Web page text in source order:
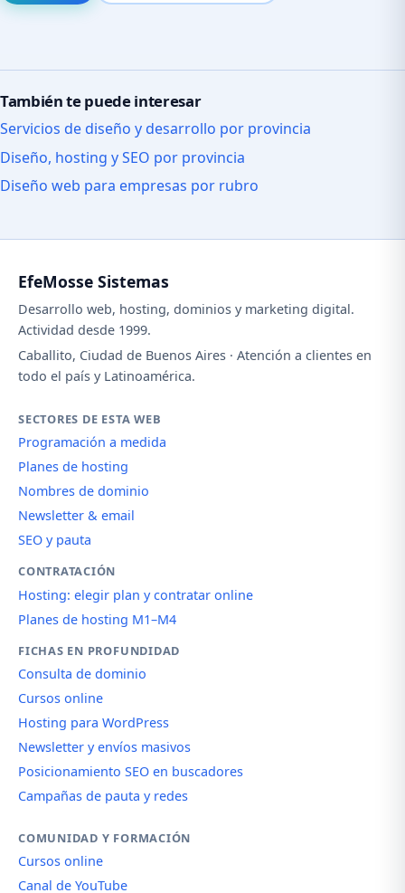
También te puede interesar
Servicios de diseño y desarrollo por provincia
Diseño, hosting y SEO por provincia
Diseño web para empresas por rubro
EfeMosse Sistemas
Desarrollo web, hosting, dominios y marketing digital.
Actividad desde 1999.
Caballito, Ciudad de Buenos Aires · Atención a clientes en
todo el país y Latinoamérica.
SECTORES DE ESTA WEB
Programación a medida
Planes de hosting
Nombres de dominio
Newsletter & email
SEO y pauta
CONTRATACIÓN
Hosting: elegir plan y contratar online
Planes de hosting M1–M4
FICHAS EN PROFUNDIDAD
Consulta de dominio
Cursos online
Hosting para WordPress
Newsletter y envíos masivos
Posicionamiento SEO en buscadores
Campañas de pauta y redes
COMUNIDAD Y FORMACIÓN
Cursos online
Canal de YouTube